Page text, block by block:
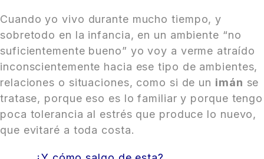
Cuando yo vivo durante mucho tiempo, y
sobretodo en la infancia, en un ambiente “no
suficientemente bueno” yo voy a verme atraído
inconscientemente hacia ese tipo de ambientes,
relaciones o situaciones, como si de un imán se
tratase, porque eso es lo familiar y porque tengo
poca tolerancia al estrés que produce lo nuevo,
que evitaré a toda costa.